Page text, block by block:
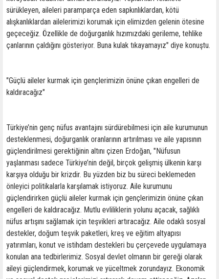
sürükleyen, aileleri paramparça eden sapkınlıklardan, kötü
alışkanlıklardan ailelerimizi korumak için elimizden gelenin ötesine
geçeceğiz. Özellikle de doğurganlık hızımızdaki gerileme, tehlike
çanlarının çaldığını gösteriyor. Buna kulak tıkayamayız" diye konuştu.
"Güçlü aileler kurmak için gençlerimizin önüne çıkan engelleri de
kaldıracağız"
Türkiye’nin genç nüfus avantajını sürdürebilmesi için aile kurumunun
desteklenmesi, doğurganlık oranlarının artırılması ve aile yapısının
güçlendirilmesi gerektiğinin altını çizen Erdoğan, "Nüfusun
yaşlanması sadece Türkiye’nin değil, birçok gelişmiş ülkenin karşı
karşıya olduğu bir krizdir. Bu yüzden biz bu süreci beklemeden
önleyici politikalarla karşılamak istiyoruz. Aile kurumunu
güçlendirirken güçlü aileler kurmak için gençlerimizin önüne çıkan
engelleri de kaldıracağız. Mutlu evliliklerin yolunu açacak, sağlıklı
nüfus artışını sağlamak için teşvikleri artıracağız. Aile odaklı sosyal
destekler, doğum teşvik paketleri, kreş ve eğitim altyapısı
yatırımları, konut ve istihdam destekleri bu çerçevede uygulamaya
konulan ana tedbirlerimiz. Sosyal devlet olmanın bir gereği olarak
aileyi güçlendirmek, korumak ve yüceltmek zorundayız. Ekonomik